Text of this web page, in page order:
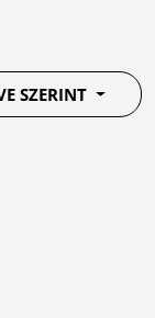
SZERINT